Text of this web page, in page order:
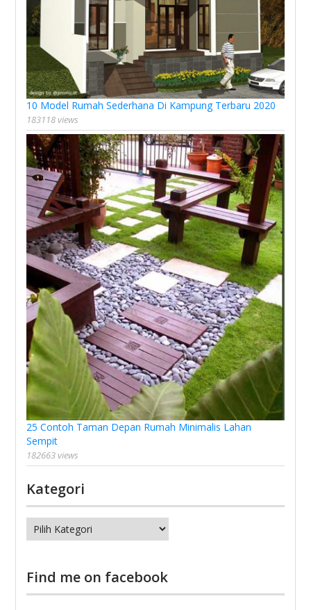
10 Model Rumah Sederhana Di Kampung Terbaru 2020
183118 views
25 Contoh Taman Depan Rumah Minimalis Lahan
Sempit
182663 views
Kategori
Kategori
Find me on facebook